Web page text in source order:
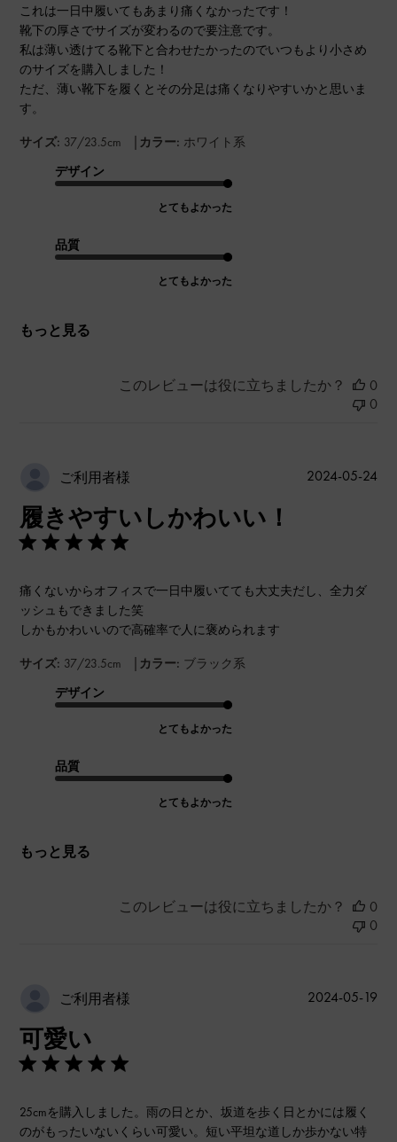
これは一日中履いてもあまり痛くなかったです！
靴下の厚さでサイズが変わるので要注意です。
私は薄い透けてる靴下と合わせたかったのでいつもより小さめ
のサイズを購入しました！
ただ、薄い靴下を履くとその分足は痛くなりやすいかと思いま
す。
サイズ: 37/23.5cm | カラー: ホワイト系
デザイン
とてもよかった
品質
とてもよかった
もっと見る
このレビューは役に立ちましたか？
0
0
ご利用者様
履きやすいしかわいい！
痛くないからオフィスで一日中履いてても大丈夫だし、全力ダ
ッシュもできました笑
しかもかわいいので高確率で人に褒められます
サイズ: 37/23.5cm | カラー: ブラック系
デザイン
とてもよかった
品質
とてもよかった
もっと見る
公
2024-05-24
このレビューは役に立ちましたか？
0
0
ご利用者様
可愛い
25cmを購入しました。雨の日とか、坂道を歩く日とかには履く
のがもったいないくらい可愛い。短い平坦な道しか歩かない特
公
2024-05-19